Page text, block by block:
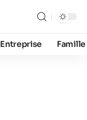
Entreprise Famille